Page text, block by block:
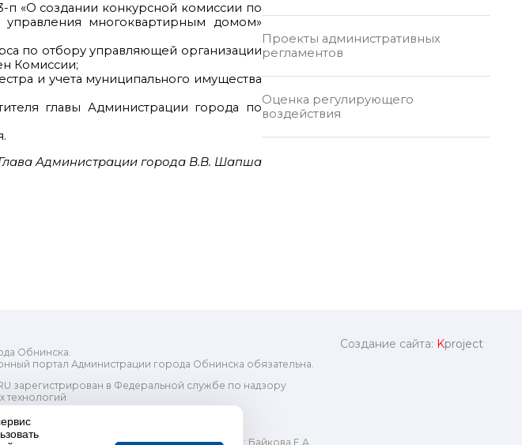
п «О создании конкурсной комиссии по
многоквартирным домом»
по отбору управляющей организации
Комиссии;
и учета муниципального имущества
главы Администрации города по
Администрации города В.В. Шапша
Проекты административных
регламентов
Оценка регулирующего
воздействия
Обнинска.
портал Администрации города Обнинска обязательна.
зарегистрирован в Федеральной службе по надзору
технологий
ФС77-73321
округа "Город Обнинск". Главный редактор: Байкова Е.А.
Создание сайта: Kproject